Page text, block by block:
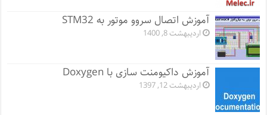
آموزش اتصال سروو موتور به STM32
اردیبهشت 8, 1400
آموزش داکیومنت سازی با Doxygen
اردیبهشت 12, 1397